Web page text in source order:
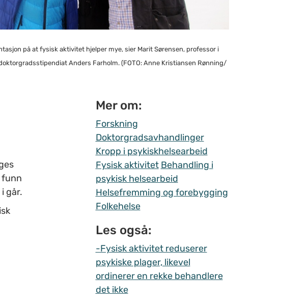
på at fysisk aktivitet hjelper mye, sier Marit Sørensen, professor i
Anders Farholm. (FOTO: Anne Kristiansen Rønning/
funn
går.
Mer om:
Forskning
Doktorgradsavhandlinger
Kropp i psykiskhelsearbeid
Fysisk aktivitet Behandling i
psykisk helsearbeid
Helsefremming og forebygging
Folkehelse
Les også:
-Fysisk aktivitet reduserer
psykiske plager, likevel
ordinerer en rekke behandlere
det ikke